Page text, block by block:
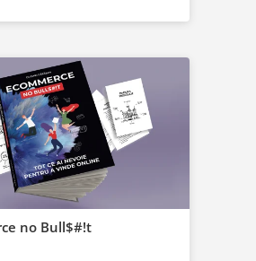
no Bull$#!t